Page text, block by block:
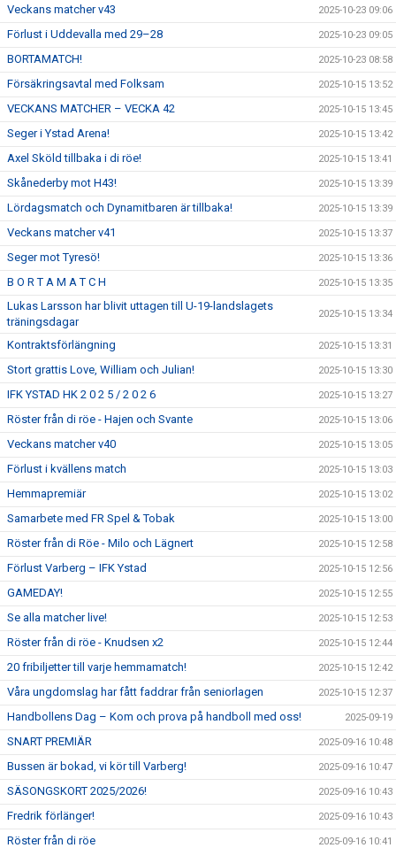
Veckans matcher v43 2025-10-23 09:06
Förlust i Uddevalla med 29–28 2025-10-23 09:05
BORTAMATCH! 2025-10-23 08:58
Försäkringsavtal med Folksam 2025-10-15 13:52
VECKANS MATCHER – VECKA 42 2025-10-15 13:45
Seger i Ystad Arena! 2025-10-15 13:42
Axel Sköld tillbaka i di röe! 2025-10-15 13:41
Skånederby mot H43! 2025-10-15 13:39
Lördagsmatch och Dynamitbaren är tillbaka! 2025-10-15 13:39
Veckans matcher v41 2025-10-15 13:37
Seger mot Tyresö! 2025-10-15 13:36
B O R T A M A T C H 2025-10-15 13:35
Lukas Larsson har blivit uttagen till U-19-landslagets
träningsdagar
2025-10-15 13:34
Kontraktsförlängning 2025-10-15 13:31
Stort grattis Love, William och Julian! 2025-10-15 13:30
IFK YSTAD HK 2 0 2 5 / 2 0 2 6 2025-10-15 13:27
Röster från di röe - Hajen och Svante 2025-10-15 13:06
Veckans matcher v40 2025-10-15 13:05
Förlust i kvällens match 2025-10-15 13:03
Hemmapremiär 2025-10-15 13:02
Samarbete med FR Spel & Tobak 2025-10-15 13:00
Röster från di Röe - Milo och Lägnert 2025-10-15 12:58
Förlust Varberg – IFK Ystad 2025-10-15 12:56
GAMEDAY! 2025-10-15 12:55
Se alla matcher live! 2025-10-15 12:53
Röster från di röe - Knudsen x2 2025-10-15 12:44
20 fribiljetter till varje hemmamatch! 2025-10-15 12:42
Våra ungdomslag har fått faddrar från seniorlagen 2025-10-15 12:37
Handbollens Dag – Kom och prova på handboll med oss! 2025-09-19
SNART PREMIÄR 2025-09-16 10:48
Bussen är bokad, vi kör till Varberg! 2025-09-16 10:47
SÄSONGSKORT 2025/2026! 2025-09-16 10:43
Fredrik förlänger! 2025-09-16 10:43
Röster från di röe 2025-09-16 10:41